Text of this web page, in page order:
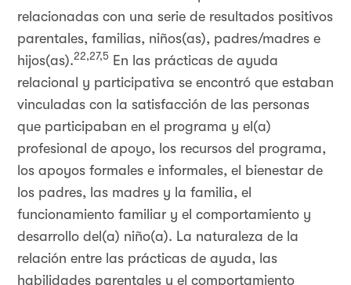
relacionadas con una serie de resultados positivos
parentales, familias, niños(as), padres/madres e
hijos(as).22,27,5 En las prácticas de ayuda
relacional y participativa se encontró que estaban
vinculadas con la satisfacción de las personas
que participaban en el programa y el(a)
profesional de apoyo, los recursos del programa,
los apoyos formales e informales, el bienestar de
los padres, las madres y la familia, el
funcionamiento familiar y el comportamiento y
desarrollo del(a) niño(a). La naturaleza de la
relación entre las prácticas de ayuda, las
habilidades parentales y el comportamiento